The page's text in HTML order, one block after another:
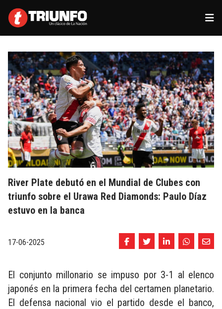
River Plate debutó en el Mundial de Clubes con
triunfo sobre el Urawa Red Diamonds: Paulo Díaz
estuvo en la banca
17-06-2025
El conjunto millonario se impuso por 3-1 al elenco
japonés en la primera fecha del certamen planetario.
El defensa nacional vio el partido desde el banco,